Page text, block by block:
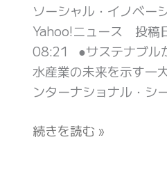
ソーシャル・イノベー
Yahoo!ニュース 投稿
08:21 ●サステナブル
水産業の未来を示す一
ンターナショナル・シ
産！
未
来
の
生
簀
続きを読む »